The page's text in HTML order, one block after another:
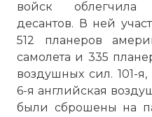
войск облегчила
десантов. В ней
512 планеров
самолета и 335
воздушных сил. 101-
6-я английская
были сброшены на